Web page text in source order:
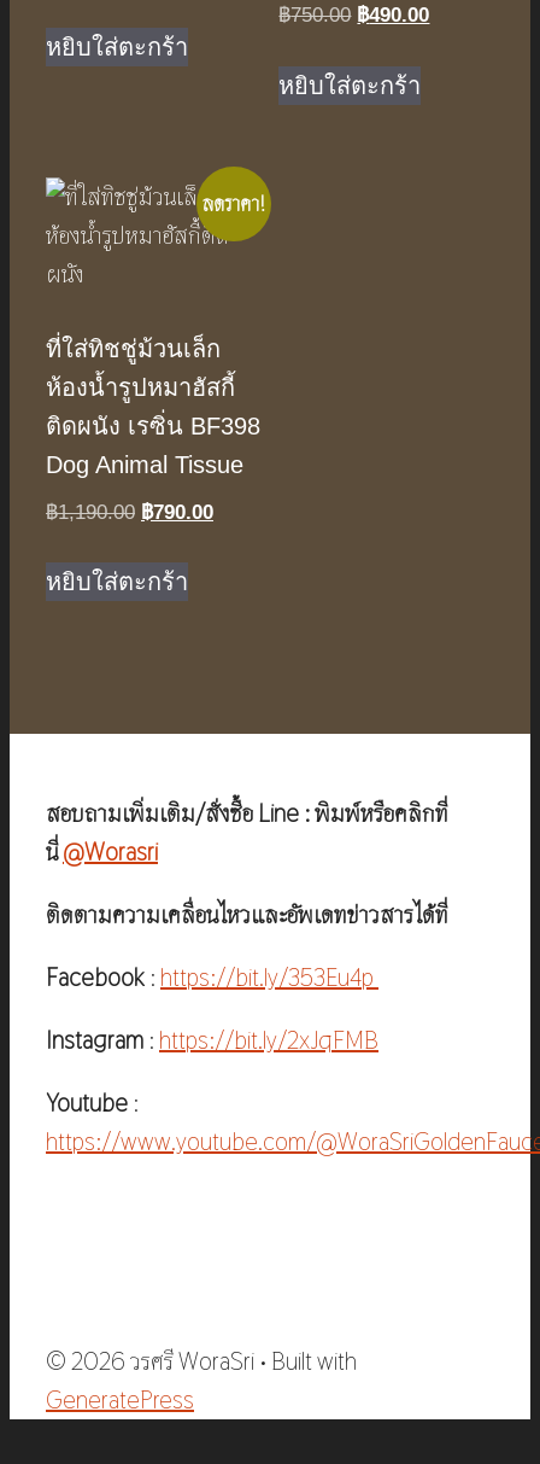
was:
฿890.00.
หยิบใส่ตะกร้า
฿750.00 Original
was:
฿750.00.
฿490.00Current
หยิบใส่ตะกร้า
ลดราคา!
ที่ใส่ทิชชู่ม้วนเล็ก
ห้องน้ำรูปหมาฮัสกี้
ติดผนัง เรซิ่น BF398
Dog Animal Tissue
฿1,190.00 Original
was:
฿1,190.00.
฿790.00Current
หยิบใส่ตะกร้า
สอบถามเพิ่มเติม/สั่งซื้อ Line : พิมพ์หรือคลิกที่
นี่@Worasri
ติดตามความเคลื่อนไหวและอัพเดทข่าวสารได้ที่
Facebook : https://bit.ly/353Eu4p
Instagram : https://bit.ly/2xJqFMB
Youtube :
https://www.youtube.com/
© 2026 วรศรี WoraSri • Built with
GeneratePress